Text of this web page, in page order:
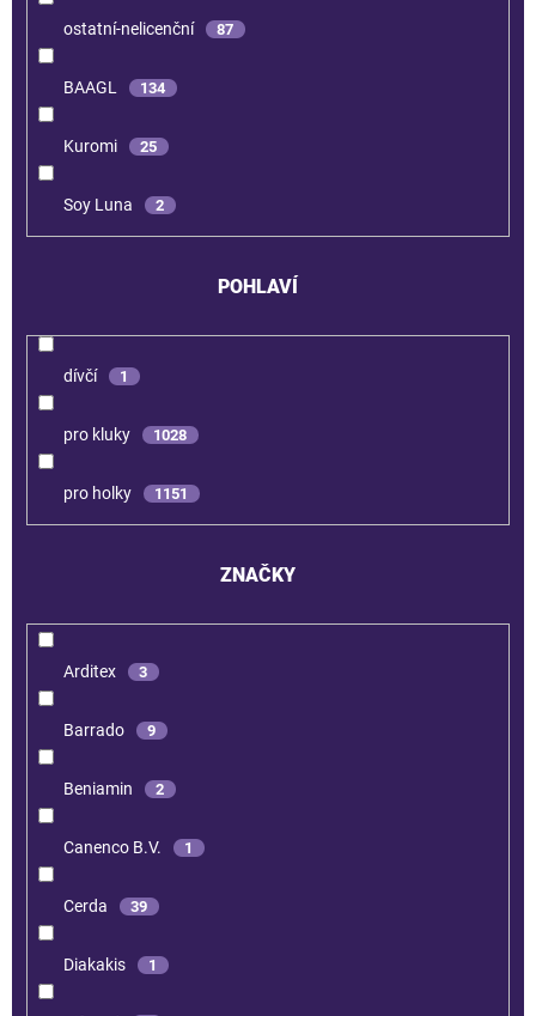
ZNAČKY
Arditex 3
Barrado 9
Beniamin 2
Canenco B.V. 1
Cerda 39
Diakakis 1
ostatní-nelicenční 87
BAAGL 134
Kuromi 25
Soy Luna 2
POHLAVÍ
dívčí 1
pro kluky 1028
pro holky 1151